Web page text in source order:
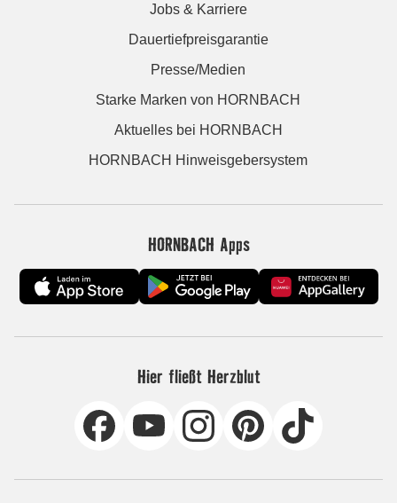
Jobs & Karriere
Dauertiefpreisgarantie
Presse/Medien
Starke Marken von HORNBACH
Aktuelles bei HORNBACH
HORNBACH Hinweisgebersystem
HORNBACH Apps
Hier fließt Herzblut